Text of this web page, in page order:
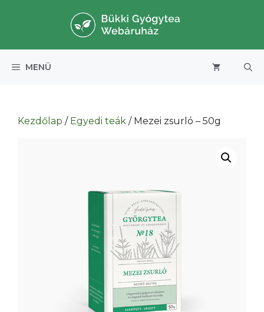
MENÜ
Kezdőlap / Egyedi teák / Mezei zsurló – 50g